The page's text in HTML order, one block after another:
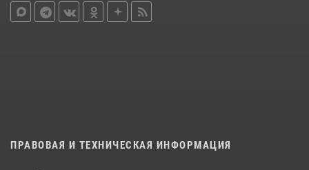
ПРАВОВАЯ И ТЕХНИЧЕСКАЯ ИНФОРМАЦИЯ